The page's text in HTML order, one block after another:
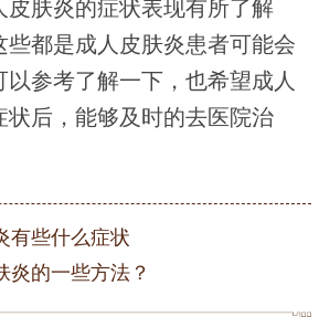
皮肤炎的症状表现有所了解
些都是成人皮肤炎患者可能会
参考了解一下，也希望成人
状后，能够及时的去医院治
有些什么症状
炎的一些方法？